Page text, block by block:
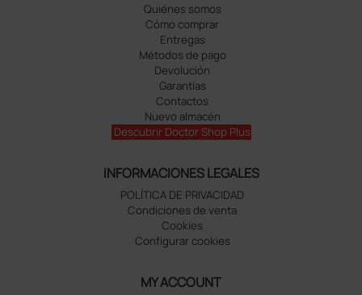
Quiénes somos
Cómo comprar
Entregas
Métodos de pago
Devolución
Garantías
Contactos
Nuevo almacén
Descubrir Doctor Shop Plus
INFORMACIONES LEGALES
POLÍTICA DE PRIVACIDAD
Condiciones de venta
Cookies
Configurar cookies
MY ACCOUNT